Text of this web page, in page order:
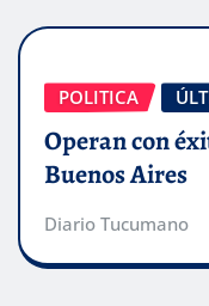
POLITICA
Operan con
Buenos Aires
Diario Tucumano